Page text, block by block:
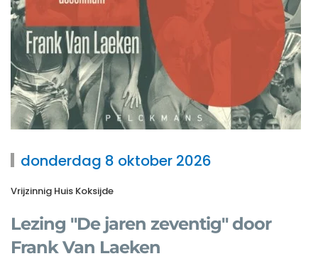
donderdag 8 oktober 2026
Vrijzinnig Huis Koksijde
Lezing "De jaren zeventig" door
Frank Van Laeken